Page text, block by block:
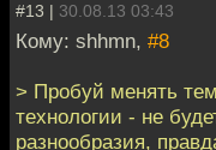
#13 | 30.08.13 03:43
Кому: shhmn, #8
> Пробуй менять
технологии - не
разнообразия,